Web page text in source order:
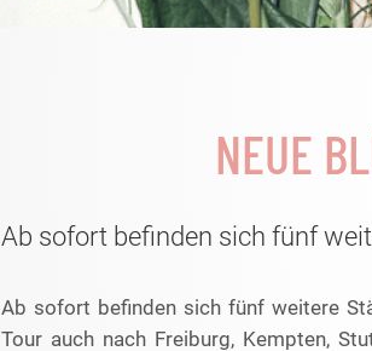
NEUE
Ab sofort befinden sich fünf
Ab sofort befinden sich fünf weitere
Tour auch nach Freiburg, Kempten,